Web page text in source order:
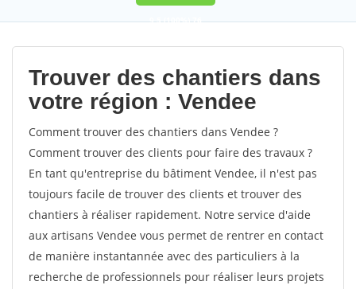
9,5(100%)76
votes
Trouver des chantiers dans
votre région : Vendee
Comment trouver des chantiers dans Vendee ?
Comment trouver des clients pour faire des travaux ?
En tant qu'entreprise du bâtiment Vendee, il n'est pas
toujours facile de trouver des clients et trouver des
chantiers à réaliser rapidement. Notre service d'aide
aux artisans Vendee vous permet de rentrer en contact
de manière instantannée avec des particuliers à la
recherche de professionnels pour réaliser leurs projets